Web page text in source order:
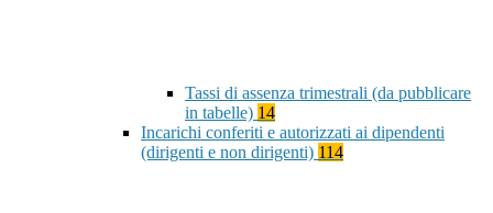
Tassi di assenza trimestrali (da pubblicare
in tabelle) 14
Incarichi conferiti e autorizzati ai dipendenti
(dirigenti e non dirigenti) 114